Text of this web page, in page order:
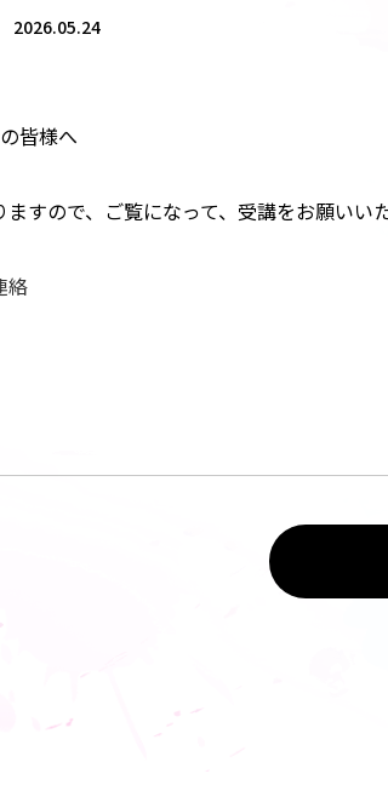
2026.05.24
皆様へ
すので、ご覧になって、受講をお願いいた
絡